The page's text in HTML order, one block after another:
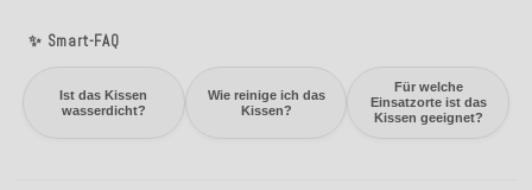
✨ Smart-FAQ
Ist das Kissen
wasserdicht?
Wie reinige ich das
Kissen?
Für welche
Einsatzorte ist das
Kissen geeignet?